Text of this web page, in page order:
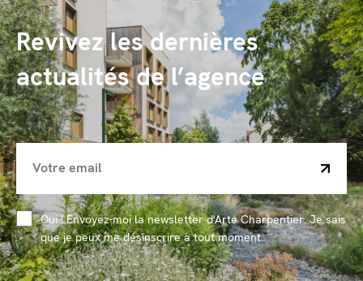
Revivez les dernières
actualités de l’agence
Oui ! Envoyez-moi la newsletter d'Arte Charpentier. Je sais
que je peux me désinscrire à tout moment.